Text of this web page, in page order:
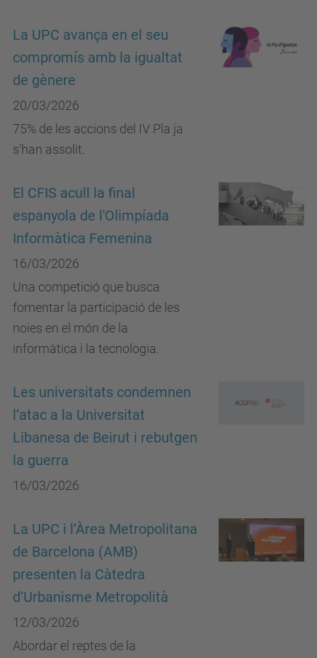
La UPC avança en el seu
compromís amb la igualtat
de gènere
20/03/2026
75% de les accions del IV Pla ja
s'han assolit.
El CFIS acull la final
espanyola de l'Olimpíada
Informàtica Femenina
16/03/2026
Una competició que busca
fomentar la participació de les
noies en el món de la
informàtica i la tecnologia.
Les universitats condemnen
l’atac a la Universitat
Libanesa de Beirut i rebutgen
la guerra
16/03/2026
La UPC i l’Àrea Metropolitana
de Barcelona (AMB)
presenten la Càtedra
d’Urbanisme Metropolità
12/03/2026
Abordar el reptes de la